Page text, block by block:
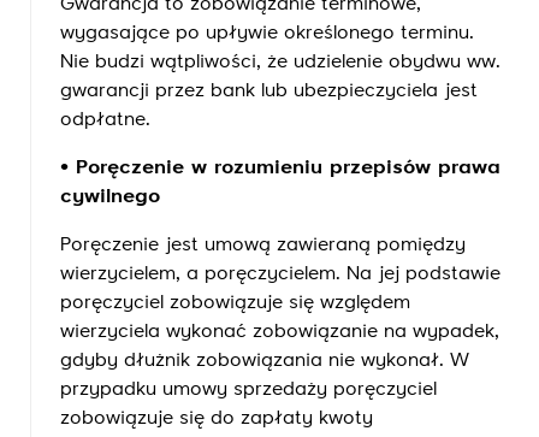
Gwarancja to zobowiązanie terminowe,
wygasające po upływie określonego terminu.
Nie budzi wątpliwości, że udzielenie obydwu ww.
gwarancji przez bank lub ubezpieczyciela jest
odpłatne.
• Poręczenie w rozumieniu przepisów prawa
cywilnego
Poręczenie jest umową zawieraną pomiędzy
wierzycielem, a poręczycielem. Na jej podstawie
poręczyciel zobowiązuje się względem
wierzyciela wykonać zobowiązanie na wypadek,
gdyby dłużnik zobowiązania nie wykonał. W
przypadku umowy sprzedaży poręczyciel
zobowiązuje się do zapłaty kwoty